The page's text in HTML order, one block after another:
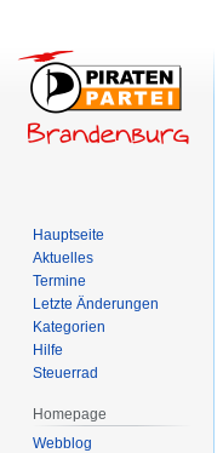
Hauptseite
Aktuelles
Termine
Letzte Änderungen
Kategorien
Hilfe
Steuerrad
Homepage
Webblog